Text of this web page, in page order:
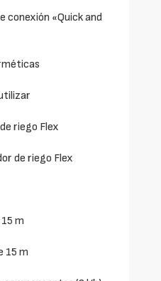
conexión «Quick and
riego Flex
de riego Flex
m
15 m